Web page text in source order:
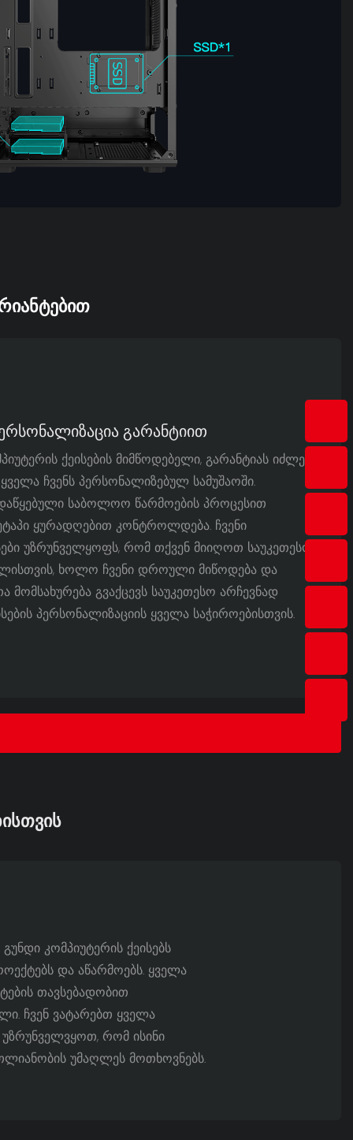
Გარანტიით
ქეისების მიმწოდებელი, გარანტიას იძლევა
ჩვენს პერსონალიზებულ სამუშაოში.
საბოლოო წარმოების პროცესით
ყურადღებით კონტროლდება. ჩვენი
უზრუნველყოფს, რომ თქვენ მიიღოთ საუკეთესო
ხოლო ჩვენი დროული მიწოდება და
გვაქცევს საუკეთესო არჩევნად
პერსონალიზაციის ყველა საჭიროებისთვის.
კომპიუტერის ქეისებს
და აწარმოებს. ყველა
თავსებადობით
ჩვენ ვატარებთ ყველა
რომ ისინი
უმაღლეს მოთხოვნებს.